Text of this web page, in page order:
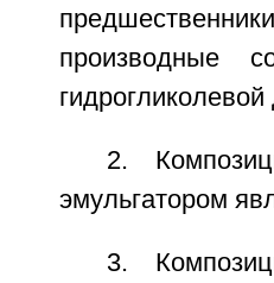
производные
2.
эмульгатором
3.